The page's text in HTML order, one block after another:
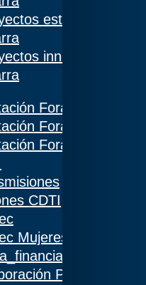
estratégicos I+D
innovación
Foral de
Foral de Bizkaia
Foral de Álava
CDTI
Mujeres
(IDI)
Público-